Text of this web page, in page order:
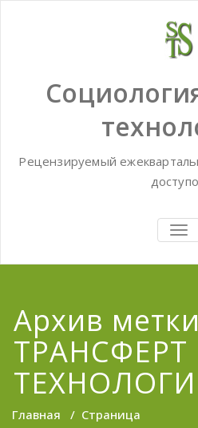
Рецензируемый
Архив метки
ТРАНСФЕРТ
Главная / Страница